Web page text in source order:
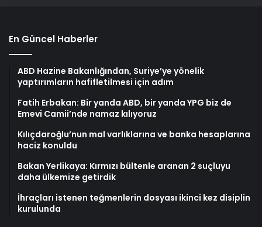
En Güncel Haberler
ABD Hazine Bakanlığından, Suriye’ye yönelik
yaptırımların hafifletilmesi için adım
Fatih Erbakan: Bir yanda ABD, bir yanda YPG biz de
Emevi Camii’nde namaz kılıyoruz
Kılıçdaroğlu’nun mal varlıklarına ve banka hesaplarına
haciz konuldu
Bakan Yerlikaya: Kırmızı bültenle aranan 2 suçluyu
daha ülkemize getirdik
İhraçları istenen teğmenlerin dosyası ikinci kez disiplin
kurulunda